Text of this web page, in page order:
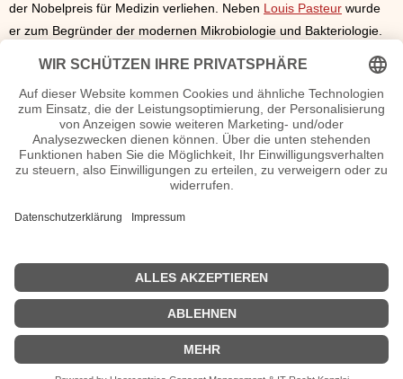
der Nobelpreis für Medizin verliehen. Neben Louis Pasteur wurde
er zum Begründer der modernen Mikrobiologie und Bakteriologie.
Seine Beiträge in den Bereichen der Tropenmedizin und der
Forschung.
Robert Koch heiratete 1867Emmy Fraatz, mit der er eine Tochter
zeugte. Von seiner Frau ließ er sich1890scheiden, um bereits drei
Jahre später die damals erst 20 Jahre junge Hedwig Freiberg zu
ehelichen. Die Malerin begleitete ihn auf seinen vielen
Auslandsreisen. Auf diesen Reisen erkrankte der Mediziner immer
Robert Koch Seiten, Steckbrief etc.
| © 2013–2023 was-war-wann.de. Alle Rechte vorbehalten. |
| Impressum | Kurzbiografie deutsch | Vita |